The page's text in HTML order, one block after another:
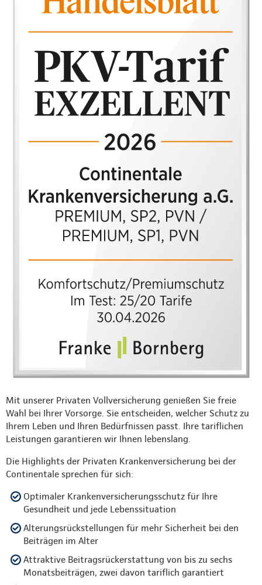
Mit unserer Privaten Vollversicherung genießen Sie freie
Wahl bei Ihrer Vorsorge. Sie entscheiden, welcher Schutz zu
Ihrem Leben und Ihren Bedürfnissen passt. Ihre tariflichen
Leistungen garantieren wir Ihnen lebenslang.
Die Highlights der Privaten Krankenversicherung bei der
Continentale sprechen für sich:
Optimaler Krankenversicherungsschutz für Ihre
Gesundheit und jede Lebenssituation
Alterungsrückstellungen für mehr Sicherheit bei den
Beiträgen im Alter
Attraktive Beitragsrückerstattung von bis zu sechs
Monatsbeiträgen, zwei davon tariflich garantiert